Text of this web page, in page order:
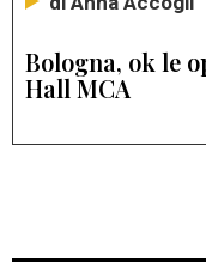
Bologna, ok le
Hall MCA